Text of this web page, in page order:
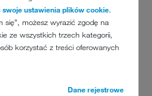
ustawienia plików cookie.
się”, możesz wyrazić zgodę na
ze wszystkich trzech kategorii,
korzystać z treści oferowanych
Dane rejestrowe